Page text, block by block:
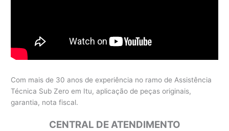
Com mais de 30 anos de experiência no ramo de Assistência
Técnica Sub Zero em Itu, aplicação de peças originais,
garantia, nota fiscal.
CENTRAL DE ATENDIMENTO